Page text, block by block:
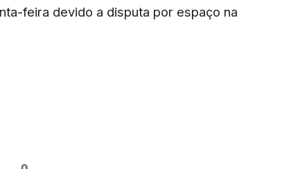
feira devido a disputa por espaço na